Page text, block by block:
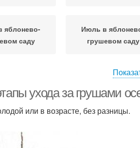
яблонево-
саду
Июль в
грушевом саду
саду
Декабрь в
грушевом саду
ухода за грушами
или в возрасте, без разницы.